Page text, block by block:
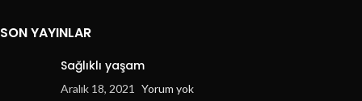
SON YAYINLAR
Sağlıklı yaşam
Aralık 18, 2021 Yorum yok